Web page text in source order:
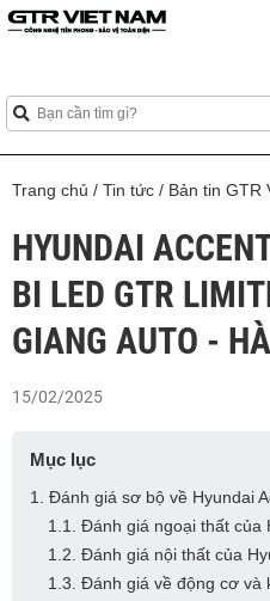
Trang chủ / Tin tức / Bản tin GTR
HYUNDAI
BI LED GTR
GIANG AUTO -
15/02/2025
Mục lục
1. Đánh giá sơ bộ về Hyundai
1.1. Đánh giá ngoại thất của
1.2. Đánh giá nội thất của
1.3. Đánh giá về động cơ và